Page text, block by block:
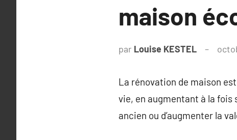
maison
par Louise KESTEL
La rénovation de maison
vie, en augmentant à la
ancien ou d’augmenter la